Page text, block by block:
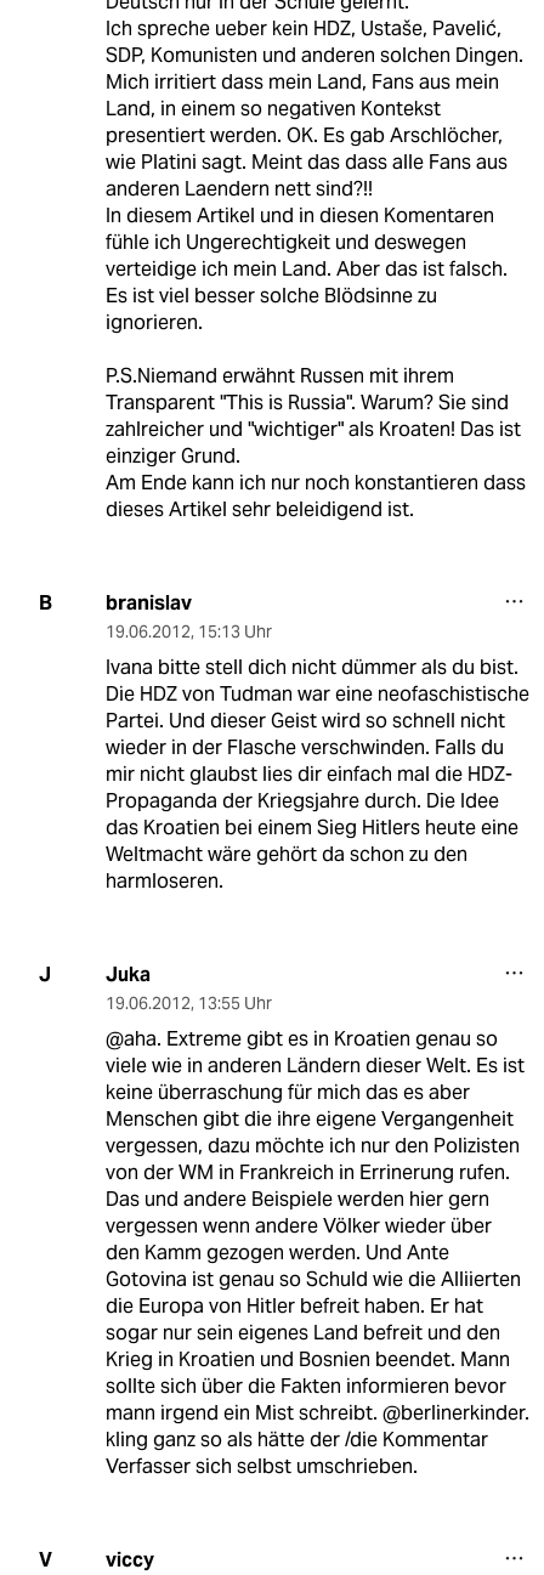
Ich spreche ueber kein HDZ, Ustaše, Pavelić,
SDP, Komunisten und anderen solchen Dingen.
Mich irritiert dass mein Land, Fans aus mein
Land, in einem so negativen Kontekst
presentiert werden. OK. Es gab Arschlöcher,
wie Platini sagt. Meint das dass alle Fans aus
anderen Laendern nett sind?!!
In diesem Artikel und in diesen Komentaren
fühle ich Ungerechtigkeit und deswegen
verteidige ich mein Land. Aber das ist falsch.
Es ist viel besser solche Blödsinne zu
ignorieren.
P.S.Niemand erwähnt Russen mit ihrem
Transparent "This is Russia". Warum? Sie sind
zahlreicher und "wichtiger" als Kroaten! Das ist
einziger Grund.
Am Ende kann ich nur noch konstantieren dass
dieses Artikel sehr beleidigend ist.
B branislav
19.06.2012, 15:13 Uhr
Ivana bitte stell dich nicht dümmer als du bist.
Die HDZ von Tudman war eine neofaschistische
Partei. Und dieser Geist wird so schnell nicht
wieder in der Flasche verschwinden. Falls du
mir nicht glaubst lies dir einfach mal die HDZ-
Propaganda der Kriegsjahre durch. Die Idee
das Kroatien bei einem Sieg Hitlers heute eine
Weltmacht wäre gehört da schon zu den
harmloseren.
J Juka
19.06.2012, 13:55 Uhr
@aha. Extreme gibt es in Kroatien genau so
viele wie in anderen Ländern dieser Welt. Es ist
keine überraschung für mich das es aber
Menschen gibt die ihre eigene Vergangenheit
vergessen, dazu möchte ich nur den Polizisten
von der WM in Frankreich in Errinerung rufen.
Das und andere Beispiele werden hier gern
vergessen wenn andere Völker wieder über
den Kamm gezogen werden. Und Ante
Gotovina ist genau so Schuld wie die Alliierten
die Europa von Hitler befreit haben. Er hat
sogar nur sein eigenes Land befreit und den
Krieg in Kroatien und Bosnien beendet. Mann
sollte sich über die Fakten informieren bevor
mann irgend ein Mist schreibt. @berlinerkinder.
kling ganz so als hätte der /die Kommentar
Verfasser sich selbst umschrieben.
V viccy